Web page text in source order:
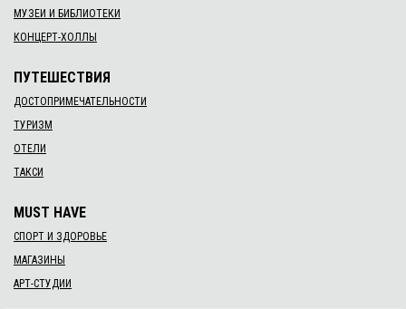
МУЗЕИ И БИБЛИОТЕКИ
КОНЦЕРТ-ХОЛЛЫ
ПУТЕШЕСТВИЯ
ДОСТОПРИМЕЧАТЕЛЬНОСТИ
ТУРИЗМ
ОТЕЛИ
ТАКСИ
MUST HAVE
СПОРТ И ЗДОРОВЬЕ
МАГАЗИНЫ
АРТ-СТУДИИ